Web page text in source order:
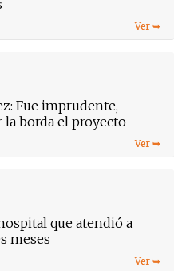
Fue imprudente,
borda el proyecto
que atendió a
meses